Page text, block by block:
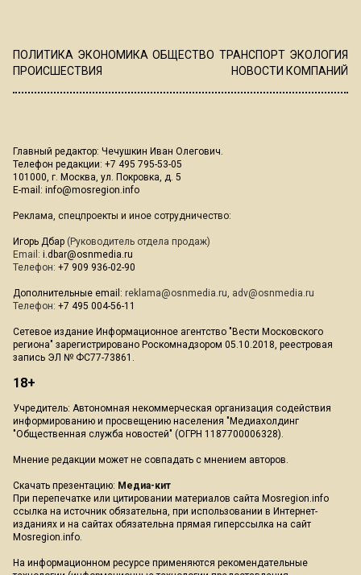
ПОЛИТИКА ЭКОНОМИКА ОБЩЕСТВО ТРАНСПОРТ ЭКОЛОГИЯ
ПРОИСШЕСТВИЯ
НОВОСТИ КОМПАНИЙ
Главный редактор: Чечушкин Иван Олегович.
Телефон редакции: +7 495 795-53-05
101000, г. Москва, ул. Покровка, д. 5
E-mail: info@mosregion.info
Реклама, спецпроекты и иное сотрудничество:
Игорь Дбар (Руководитель отдела продаж)
Email: i.dbar@osnmedia.ru
Телефон: +7 909 936-02-90
Дополнительные email: reklama@osnmedia.ru, adv@osnmedia.ru
Телефон: +7 495 004-56-11
Сетевое издание Информационное агентство "Вести Московского
региона" зарегистрировано Роскомнадзором 05.10.2018, реестровая
запись ЭЛ № ФС77-73861.
18+
Учредитель: Автономная некоммерческая организация содействия
информированию и просвещению населения "Медиахолдинг
"Общественная служба новостей" (ОГРН 1187700006328).
Мнение редакции может не совпадать с мнением авторов.
Скачать презентацию: Медиа-кит
При перепечатке или цитировании материалов сайта Mosregion.info
ссылка на источник обязательна, при использовании в Интернет-
изданиях и на сайтах обязательна прямая гиперссылка на сайт
Mosregion.info.
На информационном ресурсе применяются рекомендательные